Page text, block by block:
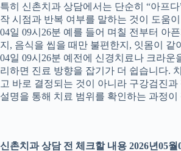
특히 신촌치과 상담에서는 단순히 “아프다
작 시점과 반복 여부를 말하는 것이 도움
04일 09시26분 예를 들어 며칠 전부터 아
지, 음식을 씹을 때만 불편한지, 잇몸이 같
04일 09시26분 예전에 신경치료나 크라운
리하면 진료 방향을 잡기가 더 쉽습니다.
고 바로 결정되는 것이 아니라 구강검진과
설명을 통해 치료 범위를 확인하는 과정이
신촌치과 상담 전 체크할 내용 2026년05월